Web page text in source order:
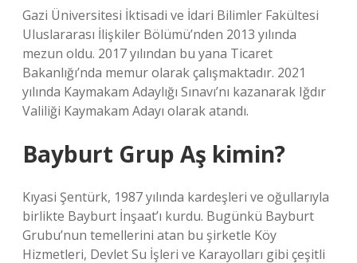
Gazi Üniversitesi İktisadi ve İdari Bilimler Fakültesi
Uluslararası İlişkiler Bölümü’nden 2013 yılında
mezun oldu. 2017 yılından bu yana Ticaret
Bakanlığı’nda memur olarak çalışmaktadır. 2021
yılında Kaymakam Adaylığı Sınavı’nı kazanarak Iğdır
Valiliği Kaymakam Adayı olarak atandı.
Bayburt Grup Aş kimin?
Kıyasi Şentürk, 1987 yılında kardeşleri ve oğullarıyla
birlikte Bayburt İnşaat’ı kurdu. Bugünkü Bayburt
Grubu’nun temellerini atan bu şirketle Köy
Hizmetleri, Devlet Su İşleri ve Karayolları gibi çeşitli